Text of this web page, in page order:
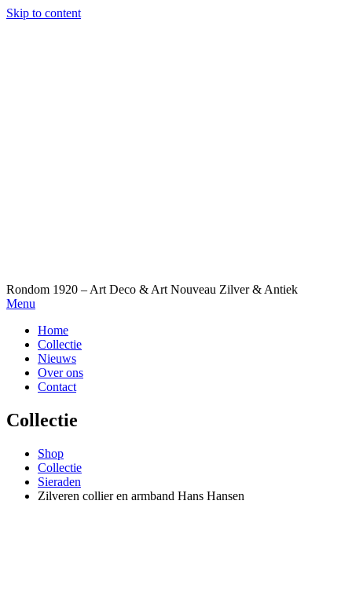
Skip to content
Rondom 1920 – Art Deco & Art Nouveau Zilver & Antiek
Menu
Home
Collectie
Nieuws
Over ons
Contact
Collectie
Shop
Collectie
Sieraden
Zilveren collier en armband Hans Hansen